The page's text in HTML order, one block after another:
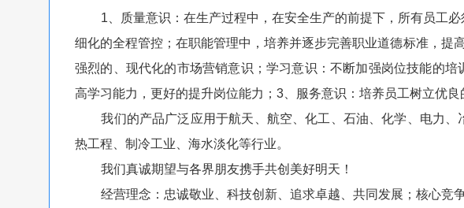
1、质量意识：在生产过程中，在安全生产的前提下，所有员工必
细化的全程管控；在职能管理中，培养并逐步完善职业道德标准，提
强烈的、现代化的市场营销意识；学习意识：不断加强岗位技能的
高学习能力，更好的提升岗位能力；3、服务意识：培养员工树立优良
我们的产品广泛应用于航天、航空、化工、石油、化学、电力、
热工程、制冷工业、海水淡化等行业。
我们真诚期望与各界朋友携手共创美好明天！
经营理念：忠诚敬业、科技创新、追求卓越、共同发展；核心竞争